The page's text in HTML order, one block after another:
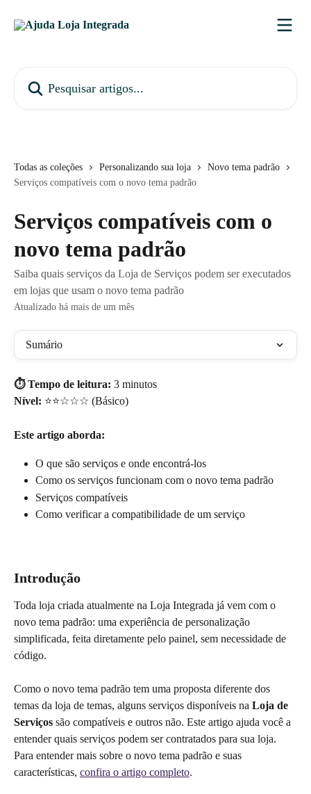
Todas as coleções Personalizando sua loja
Novo tema padrão
Serviços compatíveis com o novo tema padrão
Serviços compatíveis com o
novo tema padrão
Saiba quais serviços da Loja de Serviços podem ser executados
em lojas que usam o novo tema padrão
Atualizado há mais de um mês
Sumário
⏱️ Tempo de leitura: 3 minutos
Nível: ⭐⭐☆☆☆ (Básico)
Este artigo aborda:
O que são serviços e onde encontrá-los
Como os serviços funcionam com o novo tema padrão
Serviços compatíveis
Como verificar a compatibilidade de um serviço
Introdução
Toda loja criada atualmente na Loja Integrada já vem com o
novo tema padrão: uma experiência de personalização
simplificada, feita diretamente pelo painel, sem necessidade de
código.
Como o novo tema padrão tem uma proposta diferente dos
temas da loja de temas, alguns serviços disponíveis na Loja de
Serviços são compatíveis e outros não. Este artigo ajuda você a
entender quais serviços podem ser contratados para sua loja.
Para entender mais sobre o novo tema padrão e suas
características, confira o artigo completo.